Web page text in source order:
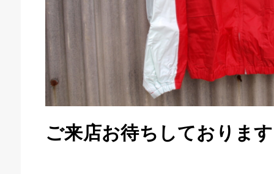
ご来店お待ちしておりま